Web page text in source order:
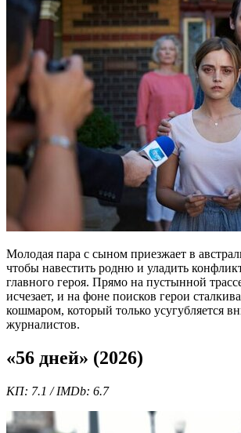
Молодая пара с сыном приезжает в
чтобы навестить родню и уладить
главного героя. Прямо на пустынной
исчезает, и на фоне поисков герои
кошмаром, который только усугубляется
журналистов.
«56 дней» (2026)
КП: 7.1 / IMDb: 6.7